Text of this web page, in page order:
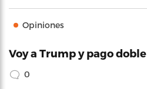
Opiniones
Voy a Trump y pago doble
0